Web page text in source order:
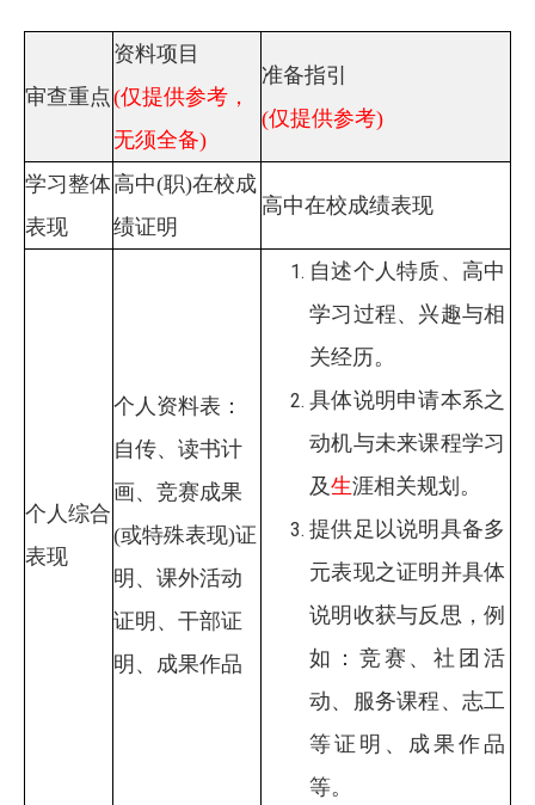
审查重点
资料项目
(仅提供参考，
无须全备)
准备指引
(仅提供参考)
学习整体
表现
高中(职)在校成
绩证明
高中在校成绩表现
个人综合
表现
个人资料表：
自传、读书计
画、竞赛成果
(或特殊表现)证
明、课外活动
证明、干部证
明、成果作品
自述个人特质、高中
学习过程、兴趣与相
关经历。
具体说明申请本系之
动机与未来课程学习
及生涯相关规划。
提供足以说明具备多
元表现之证明并具体
说明收获与反思，例
如：竞赛、社团活
动、服务课程、志工
等证明、成果作品
等。